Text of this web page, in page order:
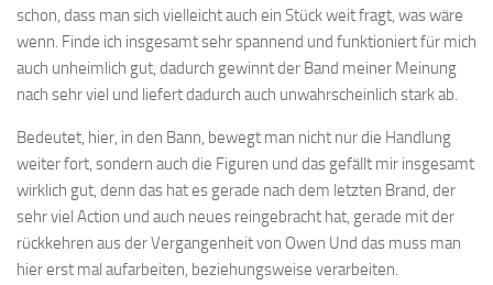
schon, dass man sich vielleicht auch ein Stück weit fragt, was wäre
wenn. Finde ich insgesamt sehr spannend und funktioniert für mich
auch unheimlich gut, dadurch gewinnt der Band meiner Meinung
nach sehr viel und liefert dadurch auch unwahrscheinlich stark ab.
Bedeutet, hier, in den Bann, bewegt man nicht nur die Handlung
weiter fort, sondern auch die Figuren und das gefällt mir insgesamt
wirklich gut, denn das hat es gerade nach dem letzten Brand, der
sehr viel Action und auch neues reingebracht hat, gerade mit der
rückkehren aus der Vergangenheit von Owen Und das muss man
hier erst mal aufarbeiten, beziehungsweise verarbeiten.